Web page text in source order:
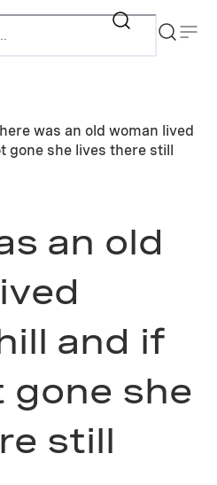
was an old woman lived
gone she lives there still
an old
and if
gone she
still